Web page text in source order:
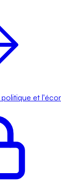
politique et